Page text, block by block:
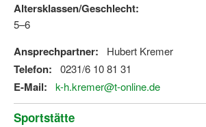
Altersklassen/Geschlecht:
5–6
Ansprechpartner: Hubert Kremer
Telefon: 0231/6 10 81 31
E-Mail: k-h.kremer@t-online.de
Sportstätte